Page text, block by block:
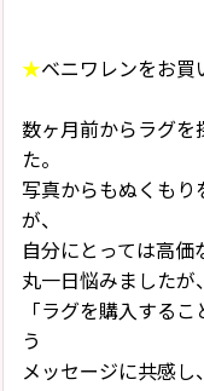
★ベニワレンをお買
数ヶ月前からラグを
た。
写真からもぬくもり
が、
自分にとっては高価
丸一日悩みましたが
「ラグを購入する
う
メッセージに共感し